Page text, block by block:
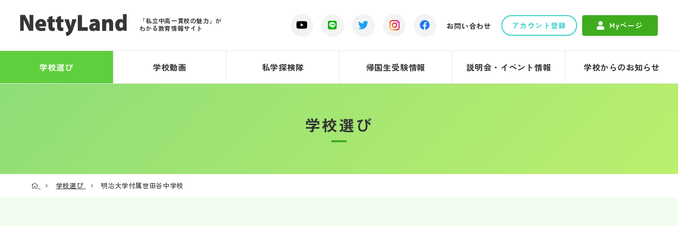
「私立中高一貫校の魅力」が
わかる教育情報サイト
お問い合わせ アカウント登録 Myページ
学校選び 学校動画 私学探検隊 帰国生受験情報 説明会・イベント情報 学校からのお知らせ
学校選び
学校選び 明治大学付属世田谷中学校